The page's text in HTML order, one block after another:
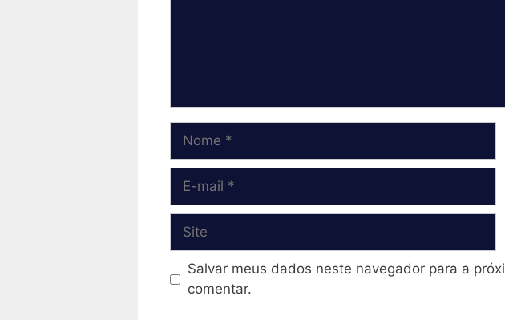
Nome
Site
Salvar meus dados neste navegador para a
comentar.